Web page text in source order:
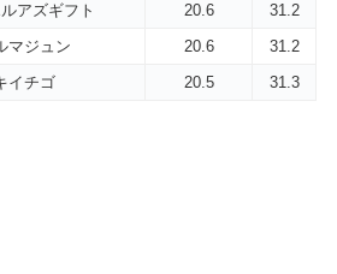
アズギフト 20.6
31.2
マジュン 20.6
31.2
イチゴ 20.5 31.3